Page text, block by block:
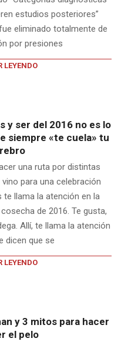
estudios posteriores”
eliminado totalmente de
por presiones
LEYENDO
y ser del 2016 no es lo
siempre «te cuela» tu
una ruta por distintas
para una celebración
te llama la atención en la
de 2016. Te gusta,
Allí, te llama la atención
dicen que se
LEYENDO
y 3 mitos para hacer
el pelo